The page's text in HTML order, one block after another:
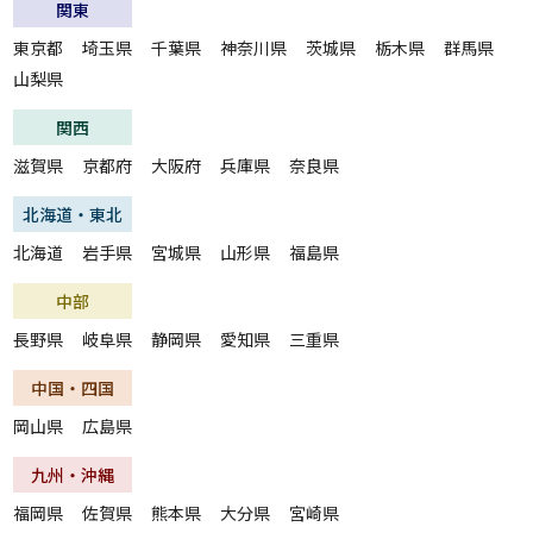
関東
東京都
埼玉県 千葉県 神奈川県 茨城県 栃木県
群馬県
山梨県
関西
滋賀県
京都府 大阪府 兵庫県 奈良県
北海道・東北
北海道
岩手県 宮城県 山形県 福島県
中部
長野県
岐阜県 静岡県 愛知県 三重県
中国・四国
岡山県
広島県
九州・沖縄
福岡県
佐賀県 熊本県 大分県 宮崎県